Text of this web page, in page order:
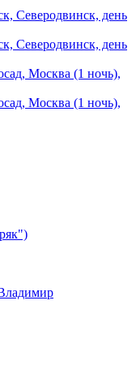
Северодвинск, день
Северодвинск, день
Москва (1 ночь),
Москва (1 ночь),